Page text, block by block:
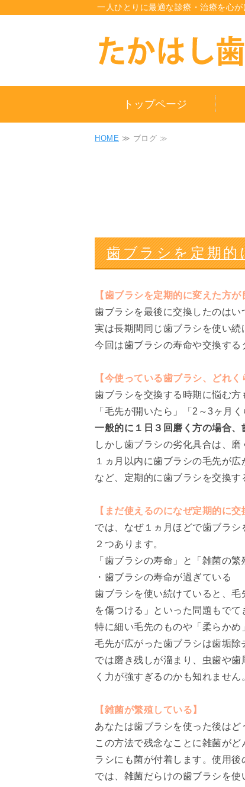
一人ひとりに最適な診療・治療を心が
トップページ
HOME ≫ ブログ ≫
歯ブラシを定期
【歯ブラシを定期的に変えた方が
歯ブラシを最後に交換したのはい
実は長期間同じ歯ブラシを使い続
今回は歯ブラシの寿命や交換する
【今使っている歯ブラシ、どれ
歯ブラシを交換する時期に悩む方
「毛先が開いたら」「2～3ヶ月
一般的に１日３回磨く方の場合、
しかし歯ブラシの劣化具合は、
１ヵ月以内に歯ブラシの毛先が
など、定期的に歯ブラシを交換す
【まだ使えるのになぜ定期的に交
では、なぜ１ヵ月ほどで歯ブラ
２つあります。
「歯ブラシの寿命」と「雑菌の繁
・歯ブラシの寿命が過ぎている
歯ブラシを使い続けていると、
を傷つける」といった問題もでて
特に細い毛先のものや「柔らかめ
毛先が広がった歯ブラシは歯垢
では磨き残しが溜まり、虫歯や
く力が強すぎるのかも知れませ
【雑菌が繁殖している】
あなたは歯ブラシを使った後は
この方法で残念なことに雑菌が
ラシにも菌が付着します。使用後
では、雑菌だらけの歯ブラシを